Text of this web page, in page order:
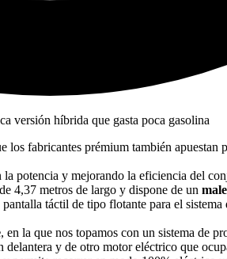
fabricantes prémium también
la potencia y mejorando la eficiencia del
4,37 metros de largo y dispone de un
táctil de tipo flotante para el
, en la que nos topamos con un sistema de
y de otro motor eléctrico que